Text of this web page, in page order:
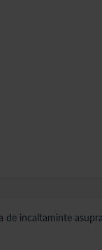
incaltaminte